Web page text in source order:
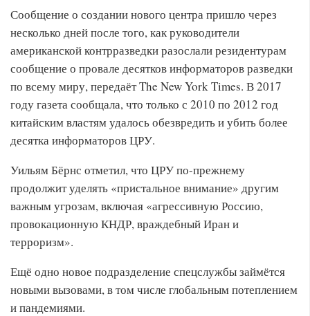
Сообщение о создании нового центра пришло через
несколько дней после того, как руководители
американской контрразведки разослали резидентурам
сообщение о провале десятков информаторов разведки
по всему миру, передаёт The New York Times. В 2017
году газета сообщала, что только с 2010 по 2012 год
китайским властям удалось обезвредить и убить более
десятка информаторов ЦРУ.
Уильям Бёрнс отметил, что ЦРУ по-прежнему
продолжит уделять «пристальное внимание» другим
важным угрозам, включая «агрессивную Россию,
провокационную КНДР, враждебный Иран и
терроризм».
Ещё одно новое подразделение спецслужбы займётся
новыми вызовами, в том числе глобальным потеплением
и пандемиями.